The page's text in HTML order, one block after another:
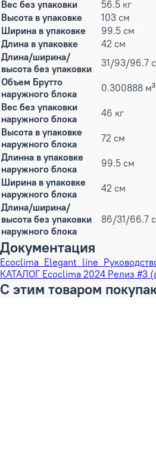
Вес без упаковки
56.5 кг
Высота в упаковке
103 см
Ширина в упаковке
99.5 см
Длина в упаковке
42 см
Длина/ширина/
высота без упаковки
31/93/96.7
Объем Брутто
наружного блока
0.300888 м³
Вес без упаковки
наружного блока
46 кг
Высота в упаковке
наружного блока
72 см
Длинна в упаковке
наружного блока
99.5 см
Ширина в упаковке
наружного блока
42 см
Длина/ширина/
высота без упаковки
наружного блока
86/31/66.7
Документация
КАТАЛОГ Ecoclima 2024 Релиз #3
С этим товаром